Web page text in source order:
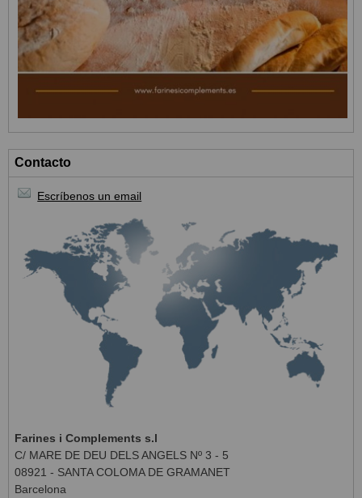
Contacto
Escríbenos un email
Farines i Complements s.l
C/ MARE DE DEU DELS ANGELS Nº 3 - 5
08921 - SANTA COLOMA DE GRAMANET
Barcelona